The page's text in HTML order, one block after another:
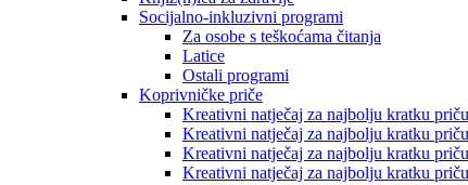
Socijalno-inkluzivni programi
Za osobe s teškoćama čitanja
Latice
Ostali programi
Koprivničke priče
Kreativni natječaj za najbolju kratku
Kreativni natječaj za najbolju kratku
Kreativni natječaj za najbolju kratku
Kreativni natječaj za najbolju kratku